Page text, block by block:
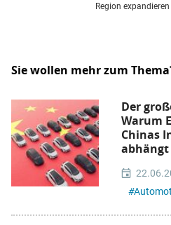
Region expandieren
Sie wollen mehr zum
Der
Warum
Chinas
abhängt
#